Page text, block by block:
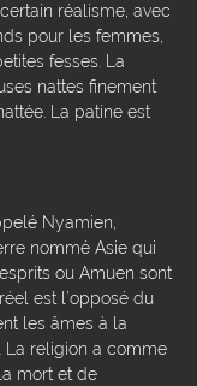
réalisme, avec
pour les femmes,
fesses. La
nattes finement
La patine est
Nyamien,
nommé Asie qui
ou Amuen sont
est l’opposé du
les âmes à la
La religion a comme
mort et de